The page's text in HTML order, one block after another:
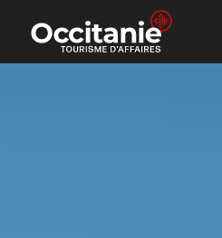
Panneau de gestion des cookies